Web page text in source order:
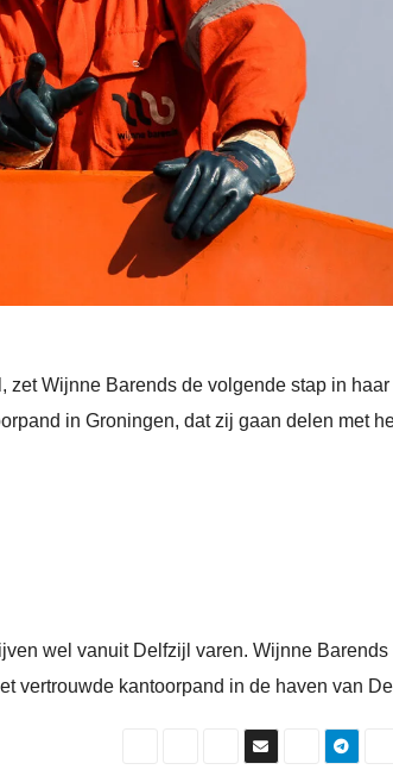
Wijnne Barends de volgende stap in haar
in Groningen, dat zij gaan delen met
wel vanuit Delfzijl varen. Wijnne Barends
vertrouwde kantoorpand in de haven van